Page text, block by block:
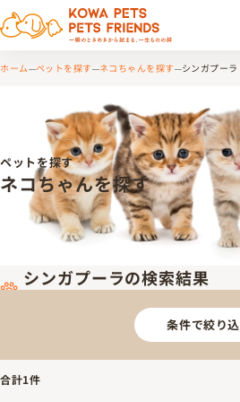
ホーム ペットを探す ネコちゃんを探す シンガプーラ
ペットを探す
ネコちゃんを探す
シンガプーラの検索結果
条件で絞り
合計1件